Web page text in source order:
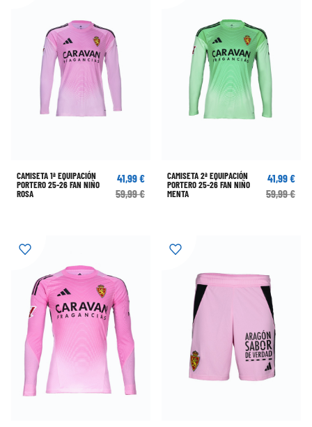
CAMISETA 1ª EQUIPACIÓN
PORTERO 25-26 FAN NIÑO
ROSA
41,99 €
59,99 €
CAMISETA 2ª EQUIPACIÓN
PORTERO 25-26 FAN NIÑO
MENTA
41,99 €
59,99 €